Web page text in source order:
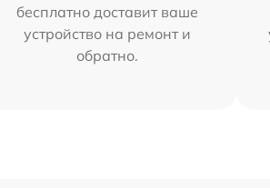
бесплатно доставит ваше
устройство на ремонт и
обратно.